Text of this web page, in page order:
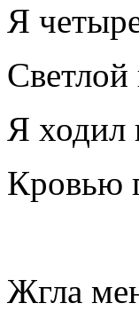
Я
Светлой
Я ходил
Кровью
Жгла